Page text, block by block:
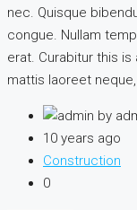
nec. Quisque
congue. Nullam
erat. Curabitur this
mattis laoreet
by
10 years ago
Construction
0